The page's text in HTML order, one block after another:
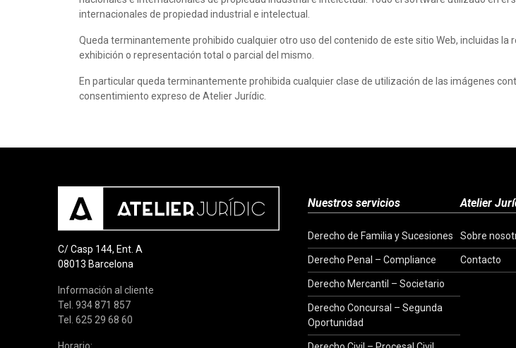
internacionales de propiedad industrial e intelectual.
Queda terminantemente prohibido cualquier otro uso del contenido de este sitio Web, incluidas
exhibición o representación total o parcial del mismo.
En particular queda terminantemente prohibida cualquier clase de utilización de las imágenes
consentimiento expreso de Atelier Jurídic.
C/ Casp 144, Ent. A
08013 Barcelona
Información al cliente
Tel. 934 871 857
Tel. 625 29 68 60
Nuestros servicios
Derecho de Familia y Sucesiones
Derecho Penal – Compliance
Derecho Mercantil – Societario
Derecho Concursal – Segunda
Oportunidad
Atelier
Sobre
Contacto